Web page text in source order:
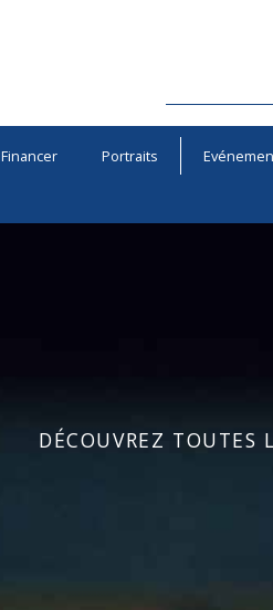
Financer Portraits
DÉCOUVREZ TOUTES